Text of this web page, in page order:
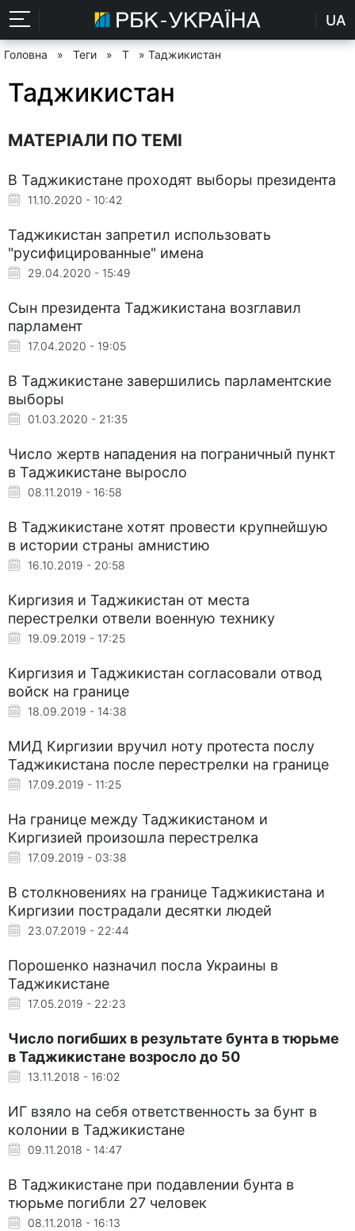
UA
Головна » Теги » Т » Таджикистан
Таджикистан
МАТЕРІАЛИ ПО ТЕМІ
В Таджикистане проходят выборы президента
11.10.2020 - 10:42
Таджикистан запретил использовать
"русифицированные" имена
29.04.2020 - 15:49
Сын президента Таджикистана возглавил
парламент
17.04.2020 - 19:05
В Таджикистане завершились парламентские
выборы
01.03.2020 - 21:35
Число жертв нападения на пограничный пункт
в Таджикистане выросло
08.11.2019 - 16:58
В Таджикистане хотят провести крупнейшую
в истории страны амнистию
16.10.2019 - 20:58
Киргизия и Таджикистан от места
перестрелки отвели военную технику
19.09.2019 - 17:25
Киргизия и Таджикистан согласовали отвод
войск на границе
18.09.2019 - 14:38
МИД Киргизии вручил ноту протеста послу
Таджикистана после перестрелки на границе
17.09.2019 - 11:25
На границе между Таджикистаном и
Киргизией произошла перестрелка
17.09.2019 - 03:38
В столкновениях на границе Таджикистана и
Киргизии пострадали десятки людей
23.07.2019 - 22:44
Порошенко назначил посла Украины в
Таджикистане
17.05.2019 - 22:23
Число погибших в результате бунта в тюрьме
в Таджикистане возросло до 50
13.11.2018 - 16:02
ИГ взяло на себя ответственность за бунт в
колонии в Таджикистане
09.11.2018 - 14:47
В Таджикистане при подавлении бунта в
тюрьме погибли 27 человек
08.11.2018 - 16:13